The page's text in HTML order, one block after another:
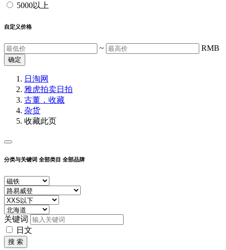
5000以上
自定义价格
~ RMB
确定
日淘网
雅虎拍卖日拍
古董，收藏
杂货
收藏此页
分类与关键词 全部类目 全部品牌
关键词
日文
搜 索